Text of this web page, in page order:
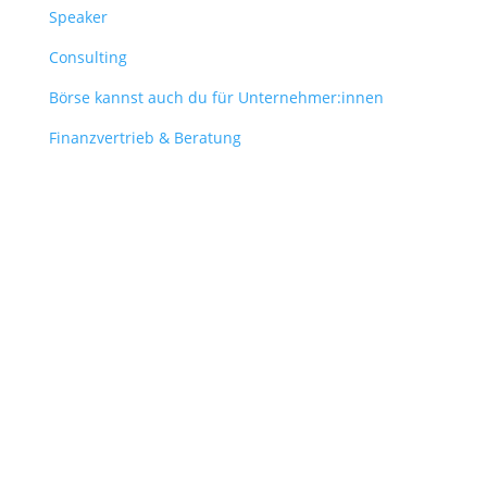
Speaker
Consulting
Börse kannst auch du für Unternehmer:innen
Finanzvertrieb & Beratung